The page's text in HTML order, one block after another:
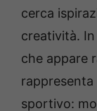
cerca
creatività.
che appare
rappresenta
sportivo: